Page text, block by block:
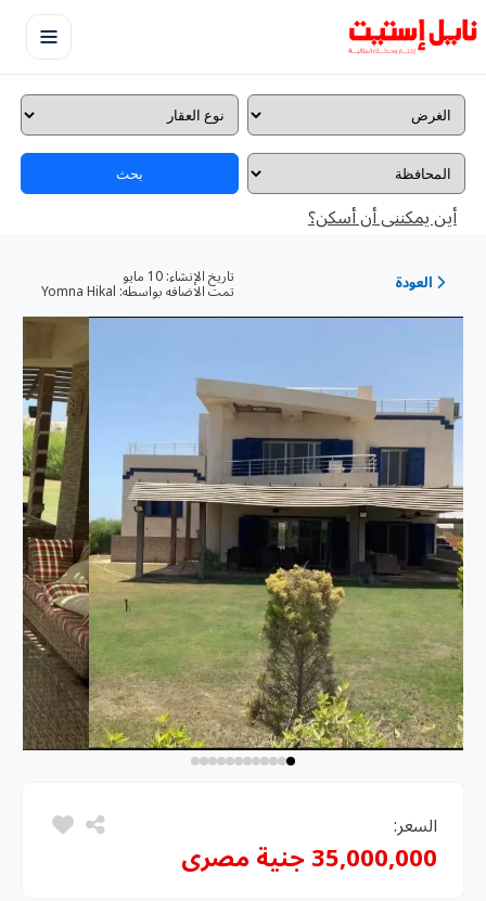
بحث
أين يمكننى أن أسكن؟
العودة تاريخ الإنشاء:
تمت الاضافه بواسطه: Yomna Hikal
السعر:
35,000,000 جنية مصرى